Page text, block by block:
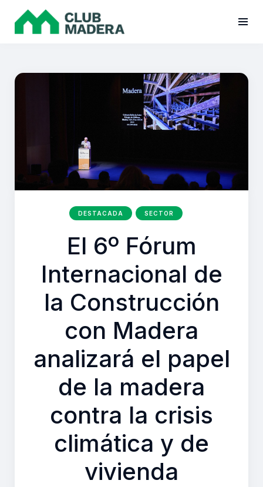
DESTACADA SECTOR
El 6º Fórum
Internacional de
la Construcción
con Madera
analizará el papel
de la madera
contra la crisis
climática y de
vivienda